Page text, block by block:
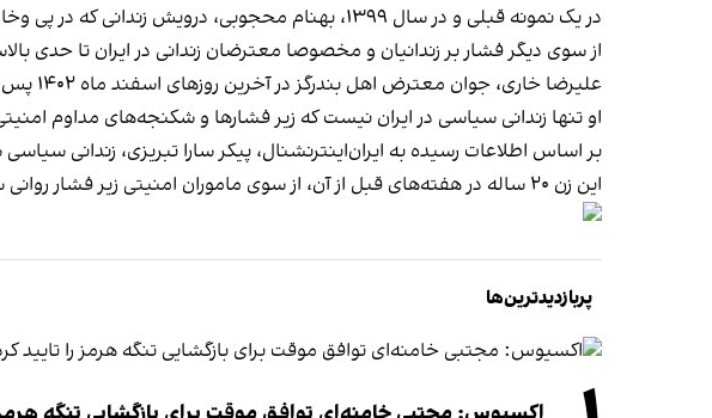
در یک نمونه قبلی و در سال ۱۳۹۹، بهنام محجوبی،‌ درویش زندانی که در پی وخامت جسمی و رسیدگی دیرهنگام در زندان اوین به بیمارستان منتقل شده بود،
از سوی دیگر فشار بر زندانیان و مخصوصا معترضان زندانی در ایران تا حدی
علیرضا خاری، جوان معترض اهل بندر‌گز در آخرین روزهای اسفند ماه ۱۴۰۲ پس از آزادی از زندان
او تنها زندانی سیاسی در ایران نیست که زیر فشارها و شکنجه‌های مداوم
بر اساس اطلاعات رسیده به ایران‌اینترنشنال، پیکر سارا تبریزی، زندانی
این زن ۲۰ ساله در هفته‌های قبل از آن، از سوی ماموران امنیتی زیر فشار روانی سنگین قرار گرفته بود.
پربازدیدترین‌ها